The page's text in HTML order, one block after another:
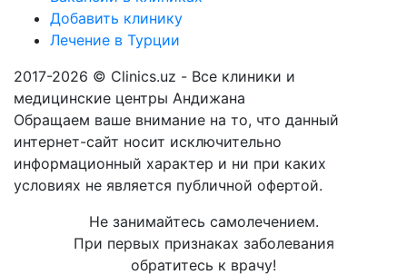
Добавить клинику
Лечение в Турции
2017-2026 © Clinics.uz - Все клиники и
медицинские центры Андижана
Обращаем ваше внимание на то, что данный
интернет-сайт носит исключительно
информационный характер и ни при каких
условиях не является публичной офертой.
Не занимайтесь самолечением.
При первых признаках заболевания
обратитесь к врачу!